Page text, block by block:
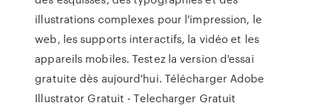
illustrations complexes pour l'impression, le
web, les supports interactifs, la vidéo et les
appareils mobiles. Testez la version d'essai
gratuite dès aujourd'hui. Télécharger Adobe
Illustrator Gratuit - Telecharger Gratuit